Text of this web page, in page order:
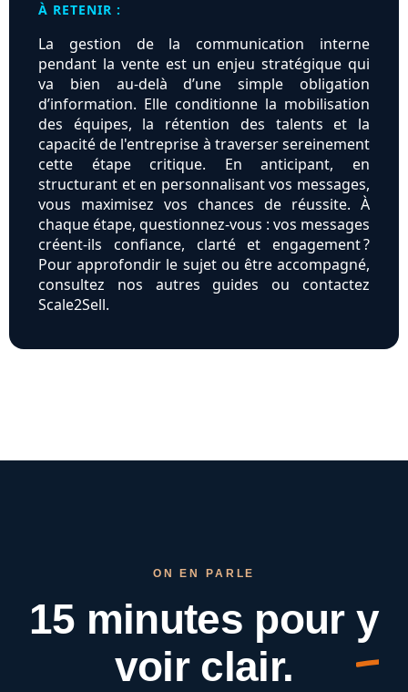
À RETENIR :
La gestion de la communication interne
pendant la vente est un enjeu stratégique qui
va bien au-delà d’une simple obligation
d’information. Elle conditionne la mobilisation
des équipes, la rétention des talents et la
capacité de l'entreprise à traverser sereinement
cette étape critique. En anticipant, en
structurant et en personnalisant vos messages,
vous maximisez vos chances de réussite. À
chaque étape, questionnez-vous : vos messages
créent-ils confiance, clarté et engagement ?
Pour approfondir le sujet ou être accompagné,
consultez nos autres guides ou contactez
Scale2Sell.
ON EN PARLE
15 minutes pour y
voir clair.